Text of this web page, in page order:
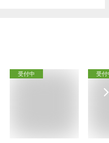
受付中 受付